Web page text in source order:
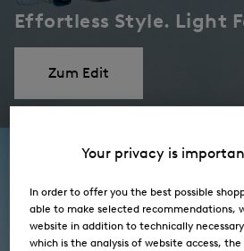
Effortless Style. Light
Zum Edit
Your privacy is
In order to offer you the best possible
able to make selected recommendations,
website in addition to technically
which is the analysis of website access,